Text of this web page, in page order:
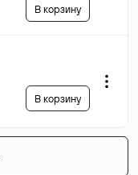
В корзину
В корзину